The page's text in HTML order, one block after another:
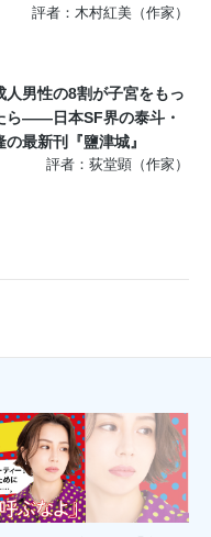
評者：木村紅美（作家）
人男性の8割が子宮をもっ
ら――日本SF界の泰斗・
の最新刊『鹽津城』
評者：荻堂顕（作家）